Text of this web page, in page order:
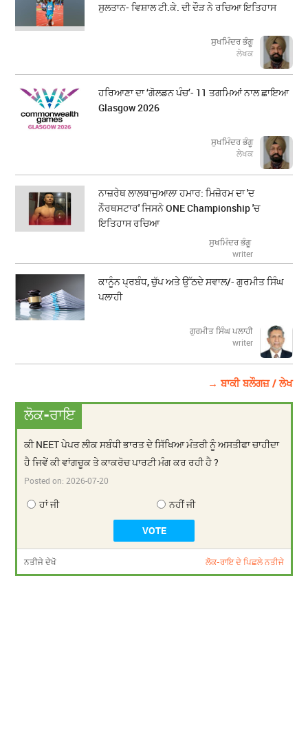
ਸੁਲਤਾਨ- ਵਿਸ਼ਾਲ ਟੀ.ਕੇ. ਦੀ ਦੌੜ ਨੇ ਰਚਿਆ ਇਤਿਹਾਸ
ਸੁਖਮਿੰਦਰ ਭੰਗੂ
ਲੇਖਕ
ਹਰਿਆਣਾ ਦਾ ‘ਗੋਲਡਨ ਪੰਚ’- 11 ਤਗਮਿਆਂ ਨਾਲ ਛਾਇਆ
Glasgow 2026
ਸੁਖਮਿੰਦਰ ਭੰਗੂ
ਲੇਖਕ
ਨਾਜ਼ਰੇਥ ਲਾਲਥਾਜੁਆਲਾ ਹਮਾਰ: ਮਿਜ਼ੋਰਮ ਦਾ 'ਦ
ਨੌਰਥਸਟਾਰ' ਜਿਸਨੇ ONE Championship 'ਚ
ਇਤਿਹਾਸ ਰਚਿਆ
ਸੁਖਮਿੰਦਰ ਭੰਗੂ
writer
ਕਾਨੂੰਨ ਪ੍ਰਬੰਧ, ਚੁੱਪ ਅਤੇ ਉੱਠਦੇ ਸਵਾਲ/- ਗੁਰਮੀਤ ਸਿੰਘ
ਪਲਾਹੀ
ਗੁਰਮੀਤ ਸਿੰਘ ਪਲਾਹੀ
writer
→ ਬਾਕੀ ਬਲੌਗਜ਼ / ਲੇਖ
ਲੋਕ-ਰਾਇ
ਕੀ NEET ਪੇਪਰ ਲੀਕ ਸਬੰਧੀ ਭਾਰਤ ਦੇ ਸਿੱਖਿਆ ਮੰਤਰੀ ਨੂੰ ਅਸਤੀਫਾ ਚਾਹੀਦਾ
ਹੈ ਜਿਵੇਂ ਕੀ ਵਾਂਗਚੂਕ ਤੇ ਕਾਕਰੋਚ ਪਾਰਟੀ ਮੰਗ ਕਰ ਰਹੀ ਹੈ ?
Posted on:2026-07-20
ਹਾਂ ਜੀ ਨਹੀਂ ਜੀ
ਨਤੀਜੇ ਦੇਖੋ ਲੋਕ-ਰਾਇ ਦੇ ਪਿਛਲੇ ਨਤੀਜੇ